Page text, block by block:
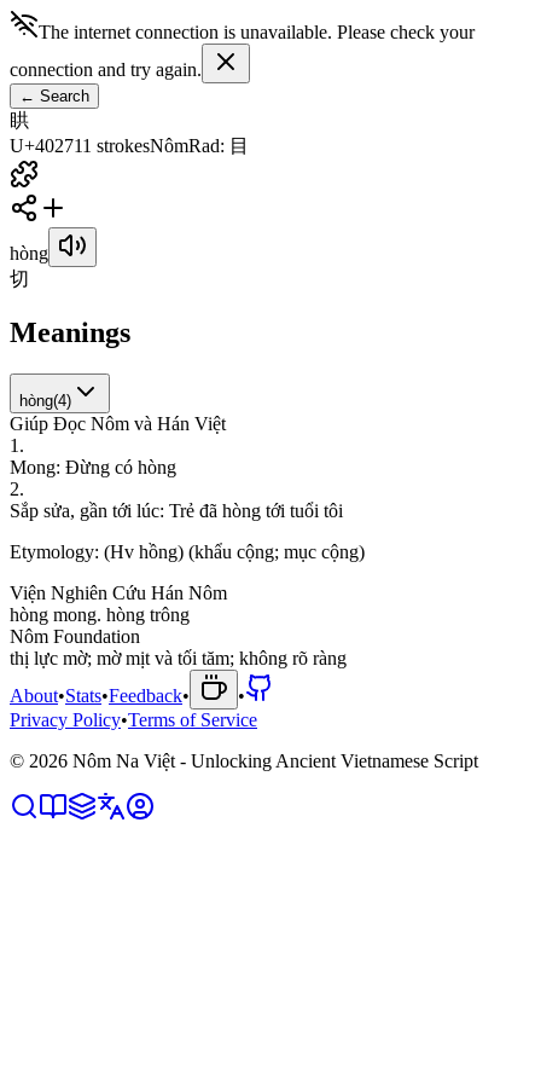
The internet connection is unavailable. Please check your
connection and try again.
← Search
䀧
U+402711 strokesNômRad: 目
hòng
切
Meanings
hòng(4)
Giúp Đọc Nôm và Hán Việt
1 .
Mong: Đừng có hòng
2.
Sắp sửa, gần tới lúc: Trẻ đã hòng tới tuổi tôi
Etymology: (Hv hồng) (khẩu cộng; mục cộng)
Viện Nghiên Cứu Hán Nôm
hòng mong. hòng trông
Nôm Foundation
thị lực mờ; mờ mịt và tối tăm; không rõ ràng
About•Stats•Feedback•
•
Privacy Policy•Terms of Service
© 2026 Nôm Na Việt - Unlocking Ancient Vietnamese Script